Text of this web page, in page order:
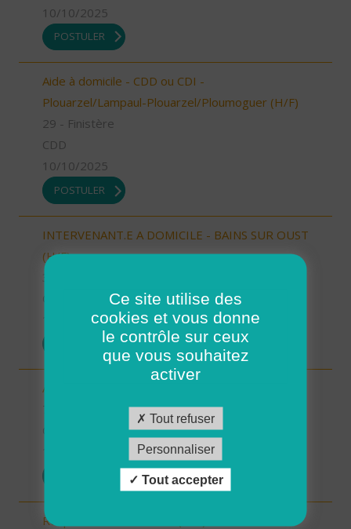
10/10/2025
POSTULER
Aide à domicile - CDD ou CDI -
Plouarzel/Lampaul-Plouarzel/Ploumoguer (H/F)
29 - Finistère
CDD
10/10/2025
POSTULER
INTERVENANT.E A DOMICILE - BAINS SUR OUST
(H/F)
10/10/2025
POSTULER
Auxiliaire de vie sociale - Randens (73220) (H/F)
Responsable de secteur (H/F)
Ce site utilise des
cookies et vous donne
le contrôle sur ceux
que vous souhaitez
activer
Tout refuser
Personnaliser
Tout accepter